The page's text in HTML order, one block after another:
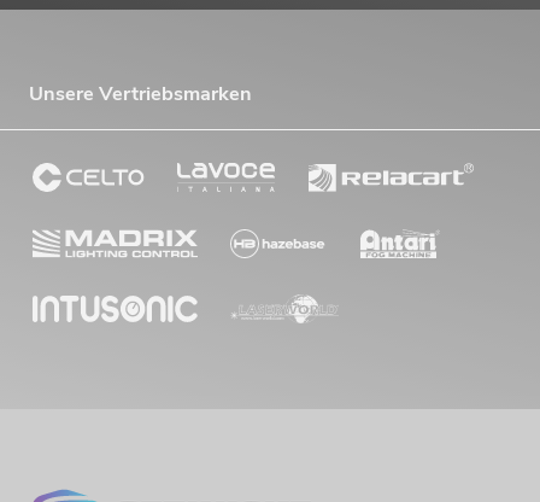
Unsere Vertriebsmarken